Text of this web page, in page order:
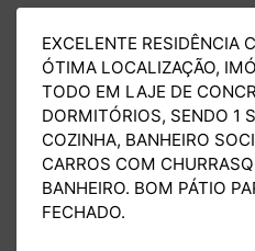
EXCELENTE RESIDÊNCIA
ÓTIMA LOCALIZAÇÃO,
TODO EM LAJE DE
DORMITÓRIOS, SENDO 1
COZINHA, BANHEIRO
CARROS COM
BANHEIRO. BOM PÁTIO
FECHADO.